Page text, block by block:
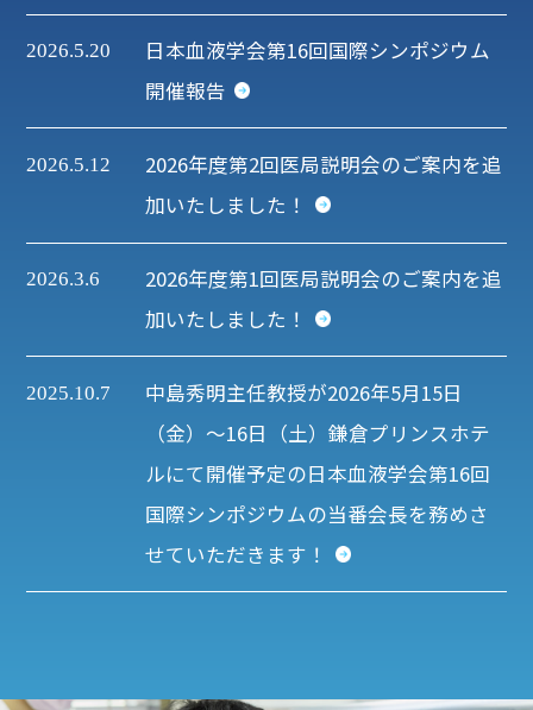
2026.5.20
日本血液学会第16回国際シンポジウム
開催報告
2026.5.12
2026年度第2回医局説明会のご案内を追
加いたしました！
2026.3.6
2026年度第1回医局説明会のご案内を追
加いたしました！
2025.10.7
中島秀明主任教授が2026年5月15日
（金）～16日（土）鎌倉プリンスホテ
ルにて開催予定の日本血液学会第16回
国際シンポジウムの当番会長を務めさ
せていただきます！